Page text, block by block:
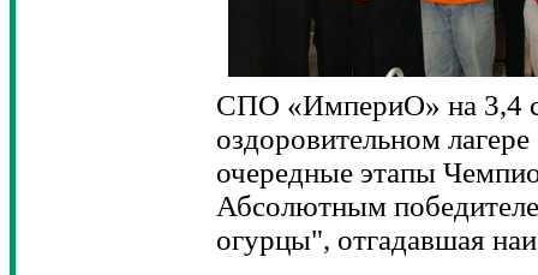
СПО «ИмпериО» на 3,4
оздоровительном
очередные этапы
Абсолютным
огурцы", отгадавшая